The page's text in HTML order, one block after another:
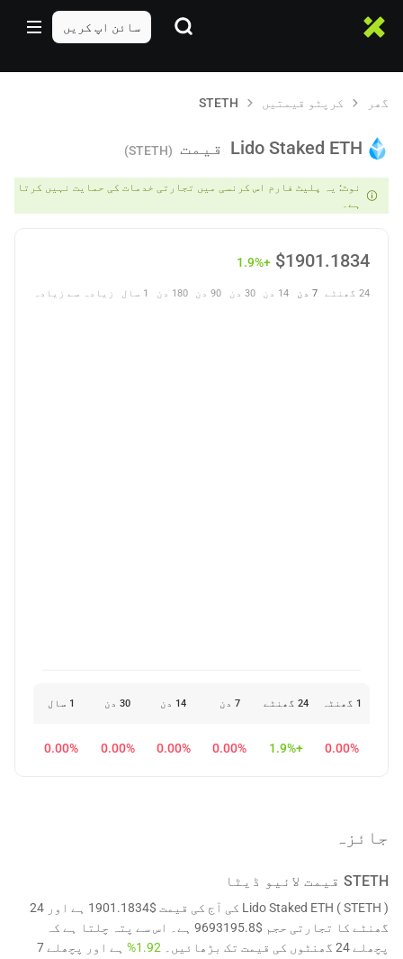
سائن اپ کریں
گھر کرپٹو قیمتیں STETH
Lido Staked ETH قیمت (STETH)
نوٹ: یہ پلیٹ فارم اس کرنسی میں تجارتی خدمات کی حمایت نہیں کرتا
ہے۔
$1901.1834
+1.9%
24 گھنٹے 7 دن 14 دن 30 دن 90 دن 180 دن 1 سال زیادہ سے زیادہ
1 گھنٹہ 24 گھنٹے 7 دن 14 دن 30 دن 1 سال
0.00%
+1.9%
0.00%
0.00%
0.00%
0.00%
جائزہ
STETH قیمت لائیو ڈیٹا
Lido Staked ETH ( STETH ) کی آج کی قیمت $1901.1834 ہے اور 24
گھنٹے کا تجارتی حجم $9693195.8 ہے۔ اس سے پتہ چلتا ہے کہ
پچھلے 24 گھنٹوں کی قیمت تک بڑھائیں۔
1.92%
ہے اور پچھلے 7